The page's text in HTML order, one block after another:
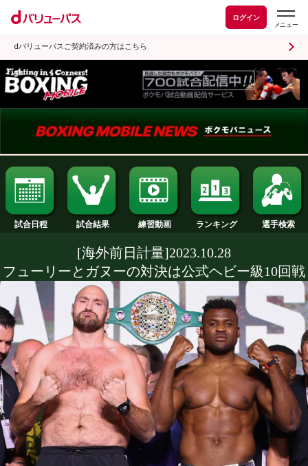
ログイン
dバリューパスご契約済みの方はこちら
試合日程 試合結果 練習動画 ランキング
[海外前日計量]2023.10.28
フューリーとガヌーの対決は公式ヘビー